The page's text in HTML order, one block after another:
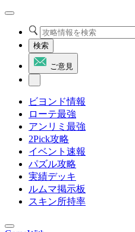
検索
ご意見
ビヨンド情報
ローテ最強
アンリミ最強
2Pick攻略
イベント速報
パズル攻略
実績デッキ
ルムマ掲示板
スキン所持率